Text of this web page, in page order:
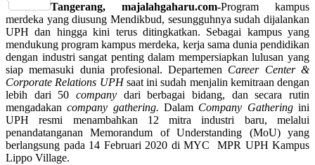
Tangerang, majalahgaharu.com-Program kampus
merdeka yang diusung Mendikbud, sesungguhnya sudah dijalankan
UPH dan hingga kini terus ditingkatkan. Sebagai kampus yang
mendukung program kampus merdeka, kerja sama dunia pendidikan
dengan industri sangat penting dalam mempersiapkan lulusan yang
siap memasuki dunia profesional. Departemen Career Center &
Corporate Relations UPHsaat ini sudah menjalin kemitraan dengan
lebih dari 50 company dari berbagai bidang, dan secara rutin
mengadakancompany gathering. Dalam Company Gatheringini
UPH resmi menambahkan 12 mitra industri baru, melalui
penandatanganan Memorandum of Understanding (MoU) yang
berlangsung pada 14 Februari 2020 di MYC MPR UPH Kampus
Lippo Village.